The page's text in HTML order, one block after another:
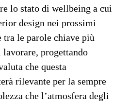
lo stato di wellbeing a cui
design nei prossimi
tra le parole chiave più
progettando
che questa
rilevante per la sempre
che l’atmosfera degli